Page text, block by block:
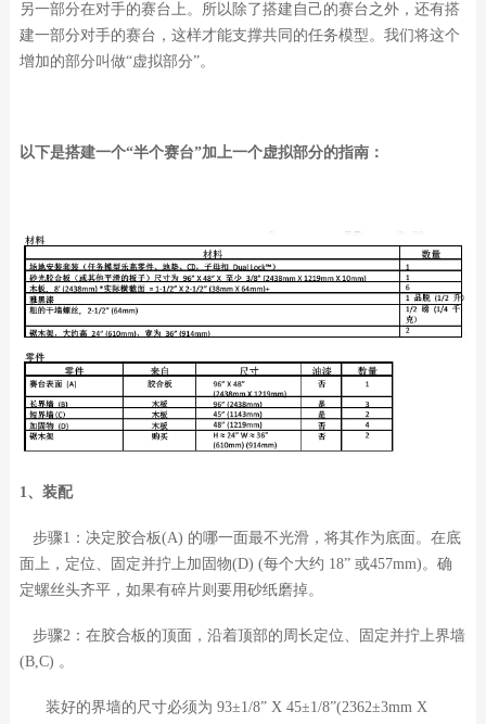
另一部分在对手的赛台上。所以除了搭建自己的赛台之外，还有搭
建一部分对手的赛台，这样才能支撑共同的任务模型。我们将这个
增加的部分叫做“虚拟部分”。
以下是搭建一个“半个赛台”加上一个虚拟部分的指南：
1、装配
步骤1：决定胶合板(A) 的哪一面最不光滑，将其作为底面。在底
面上，定位、固定并拧上加固物(D) (每个大约 18” 或457mm)。确
定螺丝头齐平，如果有碎片则要用砂纸磨掉。
步骤2：在胶合板的顶面，沿着顶部的周长定位、固定并拧上界墙
(B,C) 。
装好的界墙的尺寸必须为 93±1/8” X 45±1/8”(2362±3mm X